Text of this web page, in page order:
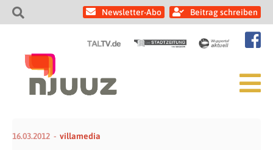
Newsletter-Abo Beitrag schreiben
16.03.2012 villamedia